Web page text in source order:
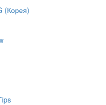
(Корея)